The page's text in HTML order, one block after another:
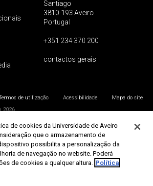
Santiago
3810-193 Aveiro
Portugal
+351 234 370 200
contactos gerais
de utilização Acessibilidade
Mapa do site
2026
de cookies da Universidade de Aveiro
que o armazenamento de
possibilita a personalização da
de navegação no website. Poderá
de cookies a qualquer altura. Política